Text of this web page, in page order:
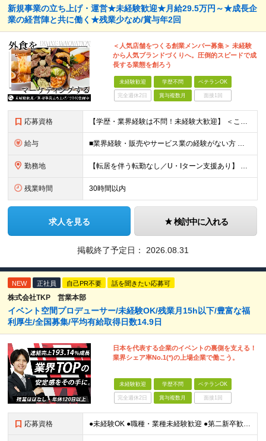
新規事業の立ち上げ・運営★未経験歓迎★月給29.5万円～★成長企
業の経営陣と共に働く★残業少なめ/賞与年2回
＜人気店舗をつくる創業メンバー募集＞ 未経験
から人気ブランドづくりへ。圧倒的スピードで成
長する業態を創ろう
未経験歓迎 学歴不問 ベテランOK
完全週休2日 賞与複数月 面接1回
応募資格 【学歴・業界経験は不問！未経験大歓迎】 ＜こんな方、大歓迎！＞ ・新しいことにイチから挑戦し、ワクワクする熱量を味わいたい方 ・毎日同じことの繰り返しから抜け出したい方 ・新しいブランドづくりに興味
給与 ■業界経験・販売やサービス業の経験がない方 月給29.5万円～ ※固定残業手当（51,937円～/月30時間分）、固定深夜割増手当（3,463円～月10時間分） ■外食業界で店長・副店長等の経験をお
勤務地 【転居を伴う転勤なし／U・Iターン支援あり】 本社（恵比寿）または当社が運営する東京都内の直営店舗での勤務 ※配属先は経験・希望・プロジェクト内容を踏まえて決定します。 ★社宅・引越支援制度あり（
残業時間 30時間以内
求人を見る 検討中に入れる
掲載終了予定日： 2026.08.31
NEW 正社員 自己PR不要 話を聞きたい応募可
株式会社TKP 営業本部
イベント空間プロデューサー/未経験OK/残業月15h以下/豊富な福
利厚生/全国募集/平均有給取得日数14.9日
日本を代表する企業のイベントの裏側を支える！
業界シェア率No.1(*)の上場企業で働こう。
未経験歓迎 学歴不問 ベテランOK
完全週休2日 賞与複数月 面接1回
応募資格 ●未経験OK ●職種・業種未経験歓迎 ●第二新卒歓迎 ●学歴不問 ＜こんな方におすすめ！＞ ◎ホテル・アパレル・携帯販売など接客経験を活かしたい ◎「今の会社、この先が見えない」と感じている ◎上場